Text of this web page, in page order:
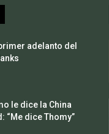
adelanto del
le dice la China
“Me dice Thomy”